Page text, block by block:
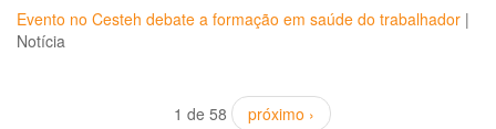
Evento no Cesteh debate a formação em saúde do trabalhador |
Notícia
1 de 58 próximo ›